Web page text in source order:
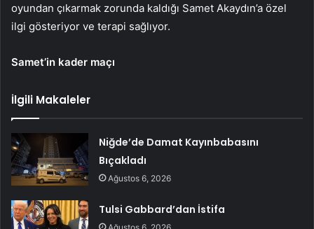
oyundan çıkarmak zorunda kaldığı Samet Akaydın’a özel
ilgi gösteriyor ve terapi sağlıyor.
Samet’in kader maçı
İlgili Makaleler
Niğde’de Damat Kayınbabasını
Bıçakladı
Ağustos 6, 2026
Tulsi Gabbard’dan İstifa